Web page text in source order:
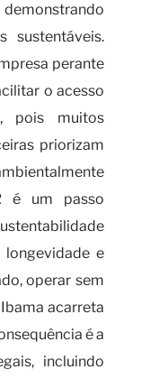
sustentáveis.
perante
o acesso
pois muitos
priorizam
é um passo
e
operar sem
acarreta
é a
incluindo